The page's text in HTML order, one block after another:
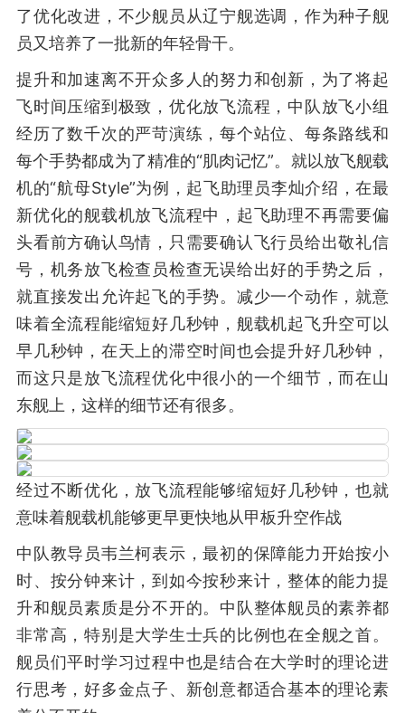
了优化改进，不少舰员从辽宁舰选调，作为种子舰
员又培养了一批新的年轻骨干。
提升和加速离不开众多人的努力和创新，为了将起
飞时间压缩到极致，优化放飞流程，中队放飞小组
经历了数千次的严苛演练，每个站位、每条路线和
每个手势都成为了精准的“肌肉记忆”。就以放飞舰载
机的“航母Style”为例，起飞助理员李灿介绍，在最
新优化的舰载机放飞流程中，起飞助理不再需要偏
头看前方确认鸟情，只需要确认飞行员给出敬礼信
号，机务放飞检查员检查无误给出好的手势之后，
就直接发出允许起飞的手势。减少一个动作，就意
味着全流程能缩短好几秒钟，舰载机起飞升空可以
早几秒钟，在天上的滞空时间也会提升好几秒钟，
而这只是放飞流程优化中很小的一个细节，而在山
东舰上，这样的细节还有很多。
经过不断优化，放飞流程能够缩短好几秒钟，也就
意味着舰载机能够更早更快地从甲板升空作战
中队教导员韦兰柯表示，最初的保障能力开始按小
时、按分钟来计，到如今按秒来计，整体的能力提
升和舰员素质是分不开的。中队整体舰员的素养都
非常高，特别是大学生士兵的比例也在全舰之首。
舰员们平时学习过程中也是结合在大学时的理论进
行思考，好多金点子、新创意都适合基本的理论素